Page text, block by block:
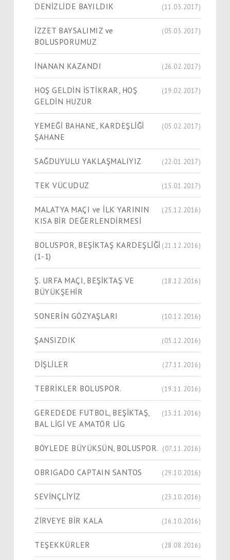
DENİZLİDE BAYILDIK (11.03.2017)
İZZET BAYSALIMIZ ve
BOLUSPORUMUZ
(05.03.2017)
İNANAN KAZANDI (26.02.2017)
HOŞ GELDİN İSTİKRAR, HOŞ
GELDİN HUZUR
(19.02.2017)
YEMEĞİ BAHANE, KARDEŞLİĞİ
ŞAHANE
(05.02.2017)
SAĞDUYULU YAKLAŞMALIYIZ (22.01.2017)
TEK VÜCUDUZ (15.01.2017)
MALATYA MAÇI ve İLK YARININ
KISA BİR DEĞERLENDİRMESİ
(25.12.2016)
BOLUSPOR, BEŞİKTAŞ KARDEŞLİĞİ
(1-1)
(21.12.2016)
Ş. URFA MAÇI, BEŞİKTAŞ VE
BÜYÜKŞEHİR
(18.12.2016)
SONERİN GÖZYAŞLARI (10.12.2016)
ŞANSIZDIK (05.12.2016)
DİŞLİLER (27.11.2016)
TEBRİKLER BOLUSPOR. (19.11.2016)
GEREDEDE FUTBOL, BEŞİKTAŞ,
BAL LİGİ VE AMATÖR LİG
(13.11.2016)
BÖYLEDE BÜYÜKSÜN, BOLUSPOR. (07.11.2016)
OBRIGADO CAPTAIN SANTOS (29.10.2016)
SEVİNÇLİYİZ (23.10.2016)
ZİRVEYE BİR KALA (16.10.2016)
TEŞEKKÜRLER (28.08.2016)